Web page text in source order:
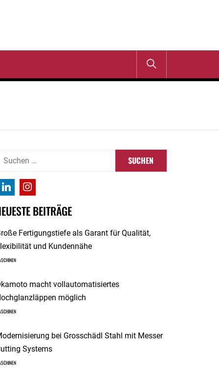
BEITRÄGE
Fertigungstiefe als Garant für Qualität,
und Kundennähe
macht vollautomatisiertes
möglich
bei Grosschädl Stahl mit Messer
Systems